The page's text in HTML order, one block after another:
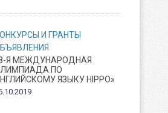
И ГРАНТЫ
Я МЕЖДУНАРОДНАЯ
ПО
ЯЗЫКУ HIPPO»